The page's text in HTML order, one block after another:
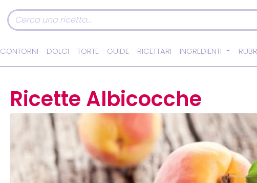
CONTORNI DOLCI TORTE GUIDE RICETTARI INGREDIENTI
Ricette Albicocche